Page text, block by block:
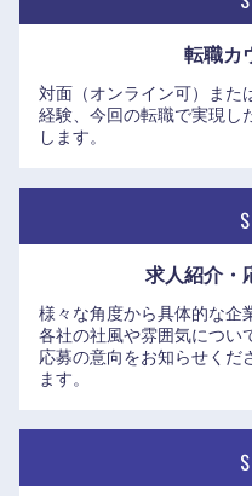
転職カ
対面（オンライン可）また
経験、今回の転職で実現し
します。
求人紹介・
様々な角度から具体的な企
各社の社風や雰囲気につい
応募の意向をお知らせくだ
ます。